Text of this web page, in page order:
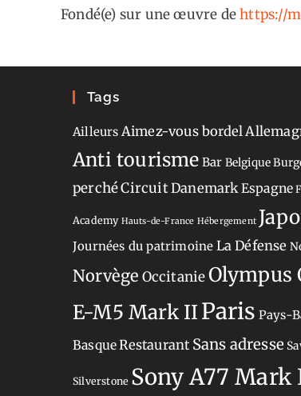
Fondé(e) sur une œuvre dehttps://
Tags
Ailleurs Aimez-vous bordel
Anti tourisme Bar Belgique
perchéCircuitDanemark Espagne
Academy Hauts-de-France Hébergement
Journées du patrimoine La Défense
Norvège OccitanieOlympus
E-M5 Mark IIParis Pays-
BasqueRestaurant Sans adresse
Silverstone Sony A77 Mark